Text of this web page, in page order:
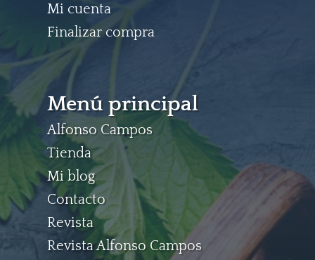
Mi cuenta
Finalizar compra
Menú principal
Alfonso Campos
Tienda
Mi blog
Contacto
Revista
Revista Alfonso Campos